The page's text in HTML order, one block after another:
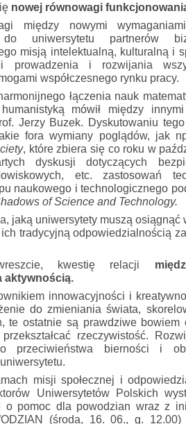
nowej równowagi
między nowymi
uniwersytetu partnerów
misją intelektualną, kulturalną i
prowadzenia i rozwijania
współczesnego rynku pracy.
łączenia nauk
mówił między
Jerzy Buzek. Dyskutowaniu
fora wymiany poglądów, jak
, które zbiera się co roku w
dyskusji dotyczących
etc. zastosowań
naukowego i technologicznego
of Science and Technology.
jaką uniwersytety muszą osiągnąć
ich tradycyjną odpowiedzialnością
kwestię relacji
aktywnością.
innowacyjności i
do zmieniania świata,
te ostatnie są prawdziwe
rzeczywistość.
przeciwieństwa bierności i
misji społecznej i
Uniwersytetów Polskich
o pomoc dla powodzian wraz z
(środa, 16. 06., g.